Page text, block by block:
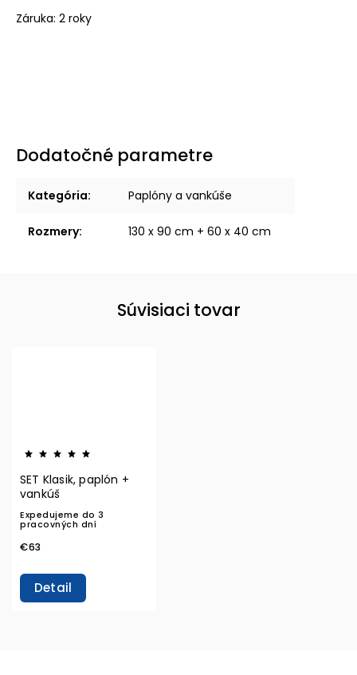
Záruka: 2 roky
Dodatočné parametre
Kategória: Paplóny a vankúše
Rozmery: 130 x 90 cm + 60 x 40 cm
Súvisiaci tovar
SET Klasik, paplón +
vankúš
Expedujeme do 3
pracovných dní
€63
Detail